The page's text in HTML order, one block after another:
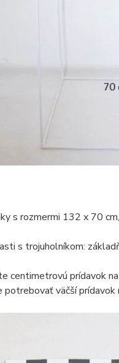
s rozmermi 132 x 70 cm,
s trojuholníkom:
centimetrovú prídavok
väčší